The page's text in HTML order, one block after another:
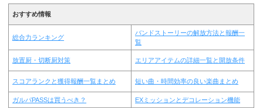
おすすめ情報
総合力ランキング
バンドストーリーの解放方法と報酬一
覧
放置厨・切断厨対策 エリアアイテムの詳細一覧と開放条件
スコアランクと獲得報酬一覧まとめ 短い曲・時間効率の良い楽曲まとめ
ガルパPASSは買うべき？ EXミッションとデコレーション機能